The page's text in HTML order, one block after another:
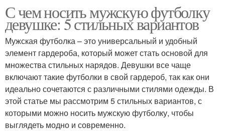
С чем носить мужскую футболку
девушке: 5 стильных вариантов
Мужская футболка – это универсальный и удобный
элемент гардероба, который может стать основой для
множества стильных нарядов. Девушки все чаще
включают такие футболки в свой гардероб, так как они
идеально сочетаются с различными стилями одежды. В
этой статье мы рассмотрим 5 стильных вариантов, с
которыми можно носить мужскую футболку, чтобы
выглядеть модно и современно.